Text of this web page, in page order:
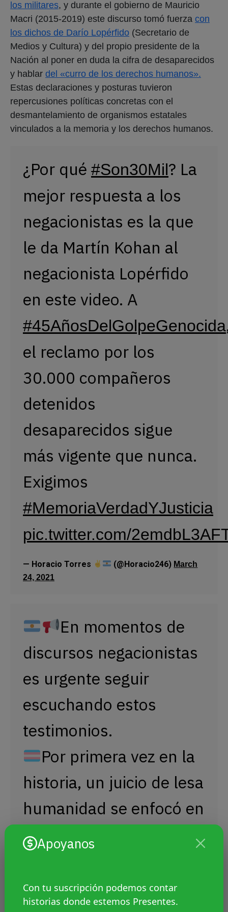
Apoyanos
Con tu suscripción podemos contar
historias donde estemos Presentes.
los militares, y durante el gobierno de Mauricio
Macri (2015-2019) este discurso tomó fuerza con
los dichos de Darío Lopérfido (Secretario de
Medios y Cultura) y del propio presidente de la
Nación al poner en duda la cifra de desaparecidos
y hablar del «curro de los derechos humanos».
Estas declaraciones y posturas tuvieron
repercusiones políticas concretas con el
desmantelamiento de organismos estatales
vinculados a la memoria y los derechos humanos.
¿Por qué #Son30Mil? La
mejor respuesta a los
negacionistas es la que
le da Martín Kohan al
negacionista Lopérfido
en este video. A
#45AñosDelGolpeGenocida
el reclamo por los
30.000 compañeros
detenidos
desaparecidos sigue
más vigente que nunca.
Exigimos
#MemoriaVerdadYJusticia
pic.twitter.com/
— Horacio Torres (@Horacio246) March
24, 2021
En momentos de
discursos negacionistas
es urgente seguir
escuchando estos
testimonios.
Por primera vez en la
historia, un juicio de lesa
humanidad se enfocó en
la declaración de cinco
víctimas de la dictadura: